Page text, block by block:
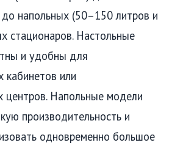
напольных (50–150 литров и
стационаров. Настольные
и удобны для
кабинетов или
центров. Напольные модели
производительность и
одновременно большое